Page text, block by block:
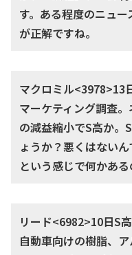
す。ある程度のニュ
が正解ですね。
マクロミル<3978>13
マーケティング調査
の減益縮小でS高か。
ょうか？悪くはない
という感じで何かある
リード<6982>10日S高
自動車向けの樹脂、